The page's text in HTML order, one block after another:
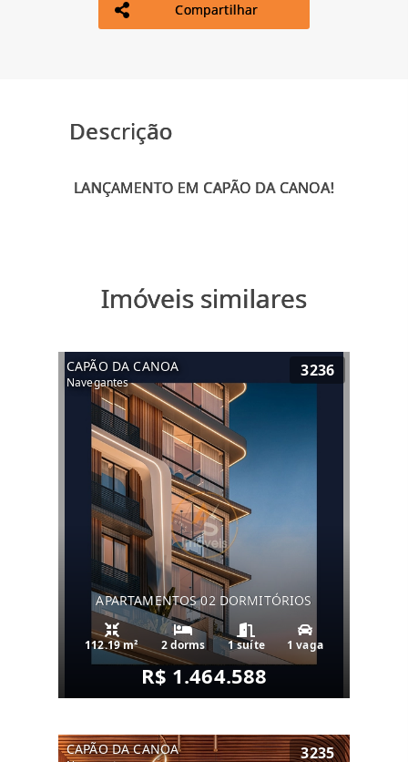
Compartilhar
Descrição
LANÇAMENTO EM CAPÃO DA CANOA!
Imóveis similares
CAPÃO DA CANOA
Navegantes
3236
APARTAMENTOS 02 DORMITÓRIOS
112.19 m² 2 dorms 1 suíte 1 vaga
R$ 1.464.588
CAPÃO DA CANOA 3235